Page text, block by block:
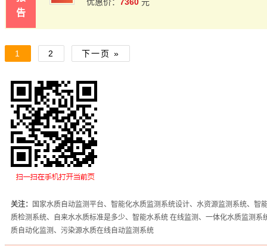
告
优惠价：
元
1 2 下一页 »
关注：
国家水质自动监测平台、智能化水质监测系统设计、水资源监测系统、智
质检测系统、自来水水质标准是多少、智能水系统 在线监测、一体化水质监测系
质自动化监测、污染源水质在线自动监测系统